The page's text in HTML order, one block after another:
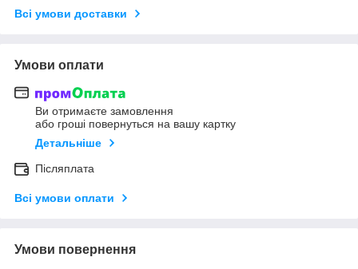
Всі умови доставки
Умови оплати
Ви отримаєте замовлення
або гроші повернуться на вашу картку
Детальніше
Післяплата
Всі умови оплати
Умови повернення